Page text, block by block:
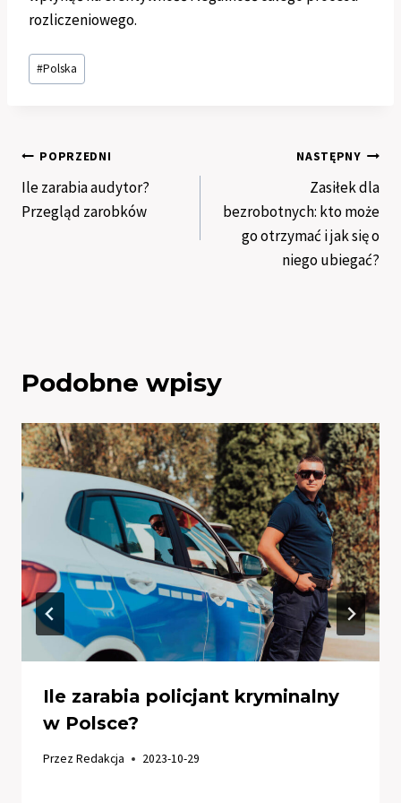
rozliczeniowego.
Tagi
wpisu:
#Polska
Nawigacja
wpisu
POPRZEDNI
Ile zarabia audytor?
Przegląd zarobków
NASTĘPNY
Zasiłek dla
bezrobotnych: kto może
go otrzymać i jak się o
niego ubiegać?
Podobne wpisy
Ile zarabia policjant kryminalny
w Polsce?
PrzezRedakcja 2023-10-29